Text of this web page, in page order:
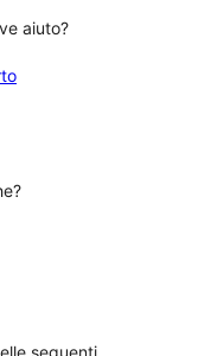
aiuto?